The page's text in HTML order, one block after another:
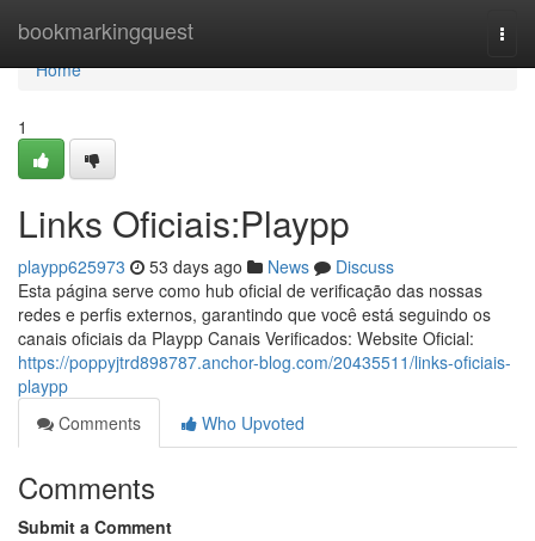
bookmarkingquest
Home
Home
1
Links Oficiais:Playpp
playpp625973 53 days ago News
Discuss
Esta página serve como hub oficial de verificação das nossas
redes e perfis externos, garantindo que você está seguindo os
canais oficiais da Playpp Canais Verificados: Website Oficial:
https://poppyjtrd898787.anchor-blog.com/20435511/links-oficiais-
playpp
Comments
Who Upvoted
Comments
Submit a Comment